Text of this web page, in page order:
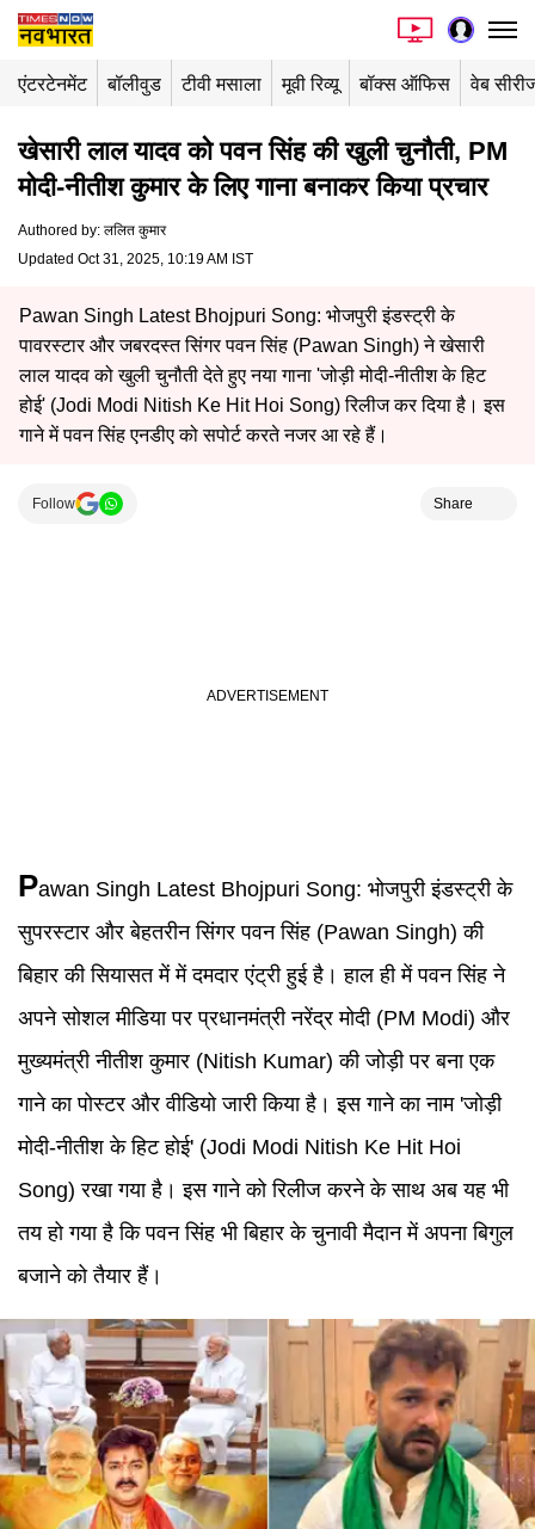
एंटरटेनमेंट बॉलीवुड टीवी मसाला मूवी रिव्यू बॉक्स ऑफिस वेब
खेसारी लाल यादव को पवन सिंह की खुली चुनौती, PM
मोदी-नीतीश कुमार के लिए गाना बनाकर किया प्रचार
Authored by: ललित कुमार
Updated Oct 31, 2025, 10:19 AM IST
Pawan Singh Latest Bhojpuri Song: भोजपुरी इंडस्ट्री के
पावरस्टार और जबरदस्त सिंगर पवन सिंह (Pawan Singh) ने खेसारी
लाल यादव को खुली चुनौती देते हुए नया गाना 'जोड़ी मोदी-नीतीश के हिट
होई' (Jodi Modi Nitish Ke Hit Hoi Song) रिलीज कर दिया है। इस
गाने में पवन सिंह एनडीए को सपोर्ट करते नजर आ रहे हैं।
Follow Share
Pawan Singh Latest Bhojpuri Song: भोजपुरी इंडस्ट्री के
सुपरस्टार और बेहतरीन सिंगर पवन सिंह (Pawan Singh) की
बिहार की सियासत में में दमदार एंट्री हुई है। हाल ही में पवन सिंह ने
अपने सोशल मीडिया पर प्रधानमंत्री नरेंद्र मोदी (PM Modi) और
मुख्यमंत्री नीतीश कुमार (Nitish Kumar) की जोड़ी पर बना एक
गाने का पोस्टर और वीडियो जारी किया है। इस गाने का नाम 'जोड़ी
मोदी-नीतीश के हिट होई' (Jodi Modi Nitish Ke Hit Hoi
Song) रखा गया है। इस गाने को रिलीज करने के साथ अब यह भी
तय हो गया है कि पवन सिंह भी बिहार के चुनावी मैदान में अपना बिगुल
बजाने को तैयार हैं।